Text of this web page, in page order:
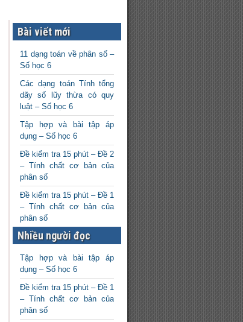
Bài viết mới
11 dạng toán về phân số –
Số học 6
Các dạng toán Tính tổng
dãy số lũy thừa có quy
luật – Số học 6
Tập hợp và bài tập áp
dụng – Số học 6
Đề kiểm tra 15 phút – Đề 2
– Tính chất cơ bản của
phân số
Đề kiểm tra 15 phút – Đề 1
– Tính chất cơ bản của
phân số
Nhiều người đọc
Tập hợp và bài tập áp
dụng – Số học 6
Đề kiểm tra 15 phút – Đề 1
– Tính chất cơ bản của
phân số